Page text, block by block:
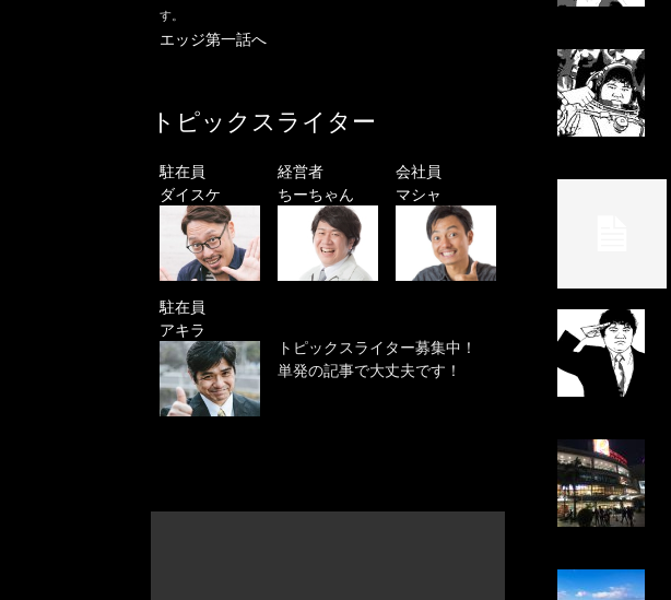
す。
エッジ第一話へ
トピックスライター
駐在員
ダイスケ
経営者
ちーちゃん
会社員
マシャ
駐在員
アキラ
トピックスライター募集中！
単発の記事で大丈夫です！